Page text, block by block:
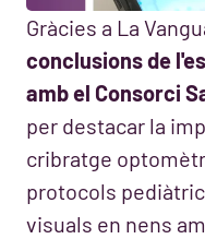
Gràcies a La
conclusions de
amb el Consorci
per destacar la
cribratge
protocols
visuals en nens